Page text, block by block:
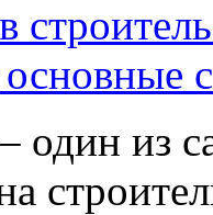
из